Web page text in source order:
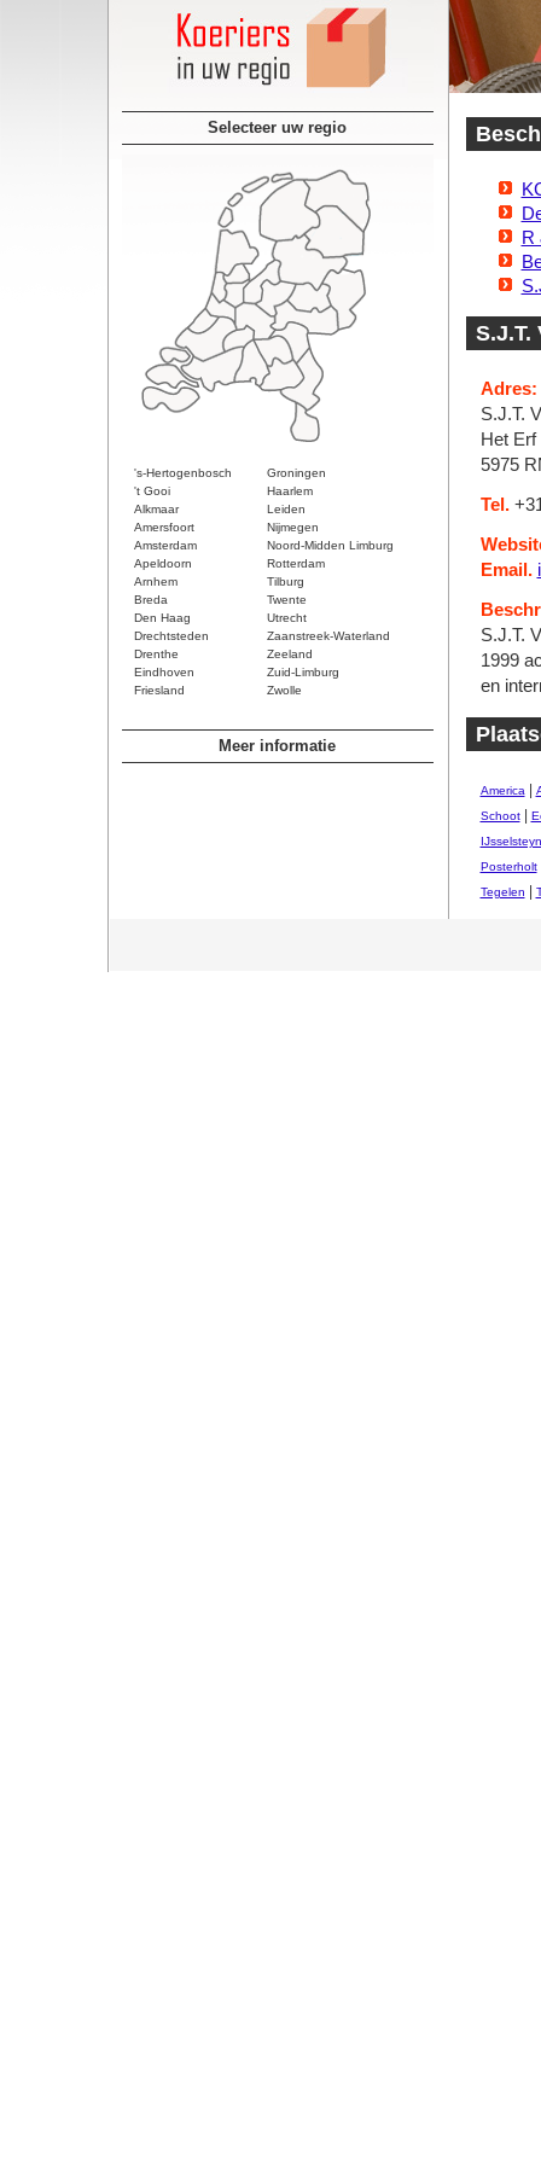
Selecteer uw regio
's-Hertogenbosch
Groningen
't Gooi
Haarlem
Alkmaar
Leiden
Amersfoort
Nijmegen
Amsterdam
Noord-Midden Limburg
Apeldoorn
Rotterdam
Arnhem
Tilburg
Breda
Twente
Den Haag
Utrecht
Drechtsteden
Zaanstreek-Waterland
Drenthe
Zeeland
Eindhoven
Zuid-Limburg
Friesland
Zwolle
Meer informatie
R
S.J.T.
Adres:
S.J.T.
Het Erf
5975
Tel.
Email.
S.J.T.
1999
en
America|
Schoot|
Posterholt
Tegelen